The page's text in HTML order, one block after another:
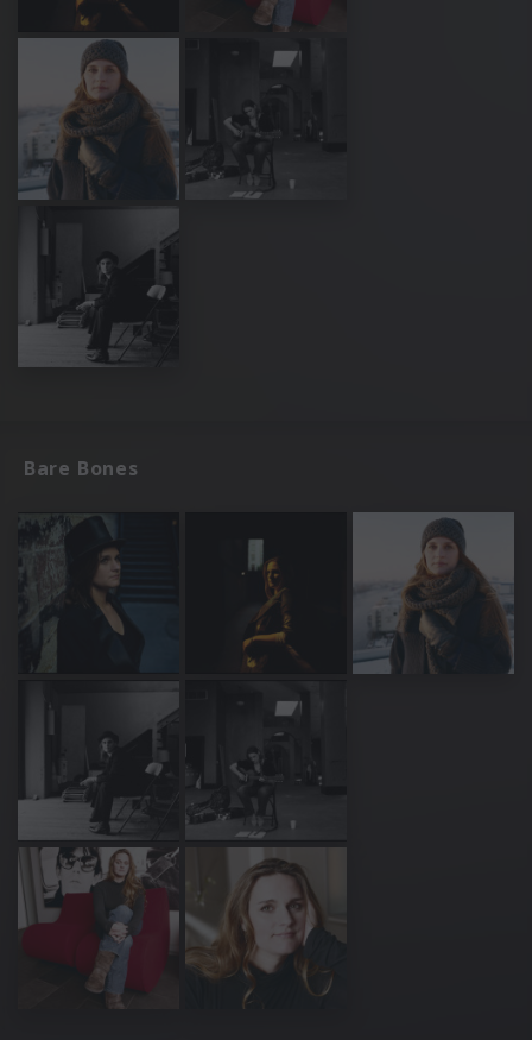
Bare Bones